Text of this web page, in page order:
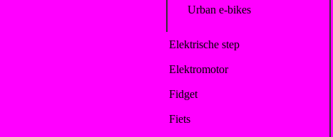
Urban e-bikes
Elektrische step
Elektromotor
Fidget
Fiets